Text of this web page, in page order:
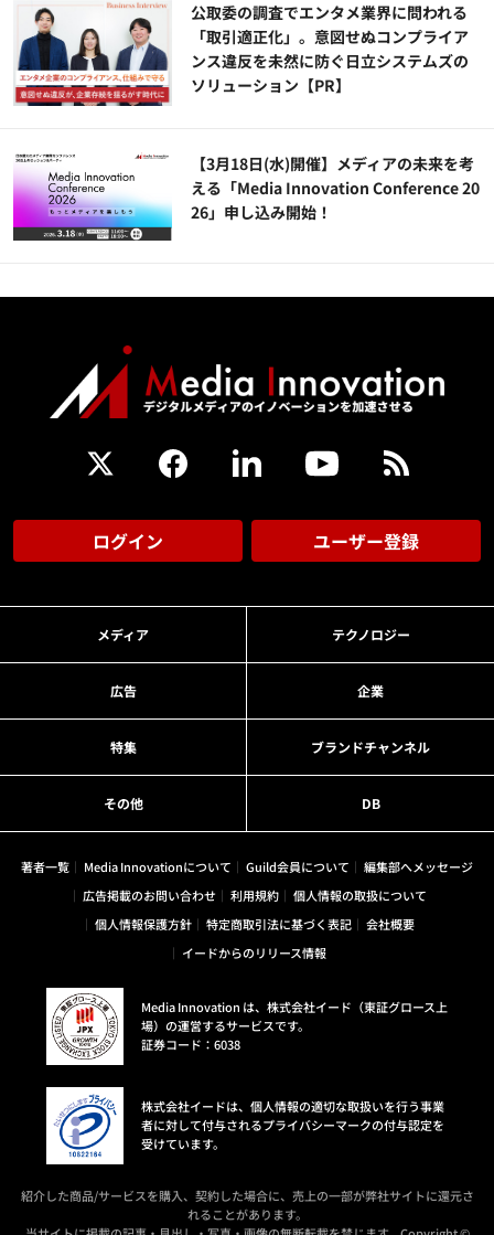
公​​取委の調査でエンタメ業界に問われる
「取引適正化」。意図せぬコンプライア
ンス違反を未然に防ぐ日立システムズの
ソリューション​【PR】
【3月18日(水)開催】メディアの未来を考
える「Media Innovation Conference 20
26」申し込み開始！
ログイン ユーザー登録
メディア テクノロジー
広告 企業
特集 ブランドチャンネル
その他 DB
著者一覧 Media Innovationについて Guild会員について
編集部へメッセージ
広告掲載のお問い合わせ
利用規約
個人情報の取扱について
個人情報保護方針
特定商取引法に基づく表記
会社概要
イードからのリリース情報
Media Innovation は、株式会社イード（東証グロース上
場）の運営するサービスです。
証券コード：6038
株式会社イードは、個人情報の適切な取扱いを行う事業
者に対して付与されるプライバシーマークの付与認定を
受けています。
紹介した商品/サービスを購入、契約した場合に、売上の一部が弊社サイトに還元さ
れることがあります。